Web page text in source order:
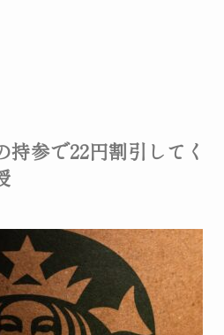
持参で22円割引してく